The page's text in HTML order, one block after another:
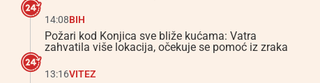
14:08BIH
Požari kod Konjica sve bliže kućama: Vatra
zahvatila više lokacija, očekuje se pomoć iz zraka
13:16VITEZ